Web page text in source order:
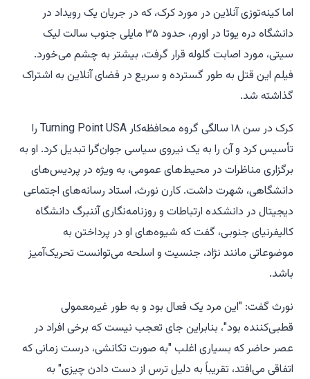
اما کینه‌توزی آنلاین در مورد کرک، که در جریان یک رویداد در
دانشگاه دره یوتا در اورم، حدود ۳۵ مایلی جنوب سالت لیک
سیتی، مورد اصابت گلوله قرار گرفت، بیشتر به چشم می‌خورد.
فیلم این قتل به طور گسترده و سریع در فضای آنلاین به اشتراک
گذاشته شد.
کرک در سن ۱۸ سالگی گروه محافظه‌کار Turning Point USA را
تأسیس کرد و آن را به یک نیروی سیاسی جوان‌گرا تبدیل کرد. او به
برگزاری مناظرات در محیط‌های عمومی، به ویژه در پردیس‌های
دانشگاهی، شهرت داشت. کارن نورث، استاد رسانه‌های اجتماعی
دیجیتال در دانشکده ارتباطات و روزنامه‌نگاری آننبرگ دانشگاه
کالیفرنیای جنوبی، گفت که شیوه‌های او در پرداختن به
موضوعاتی مانند نژاد، جنسیت و اسلحه می‌توانست تحریک‌آمیز
باشد.
نورث گفت: "این مرد یک فعال بود و به طور غیرمعمولی
قطبی‌کننده بود"، بنابراین جای تعجب نیست که برخی افراد در
عصر حاضر که بسیاری اغلب "به صورت تکانشی، درست زمانی که
اتفاقی می‌افتد، تقریباً به دلیل ترس از دست دادن چیزی" به